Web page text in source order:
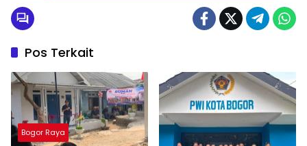
Pos Terkait
Bogor Raya